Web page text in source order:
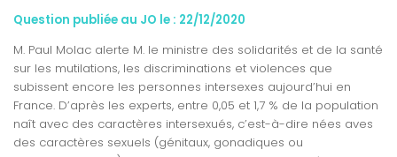
Question publiée au JO le : 22/12/2020
M. Paul Molac alerte M. le ministre des solidarités et de la santé
sur les mutilations, les discriminations et violences que
subissent encore les personnes intersexes aujourd’hui en
France. D’après les experts, entre 0,05 et 1,7 % de la population
naît avec des caractères intersexués, c’est-à-dire nées aves
des caractères sexuels (génitaux, gonadiques ou